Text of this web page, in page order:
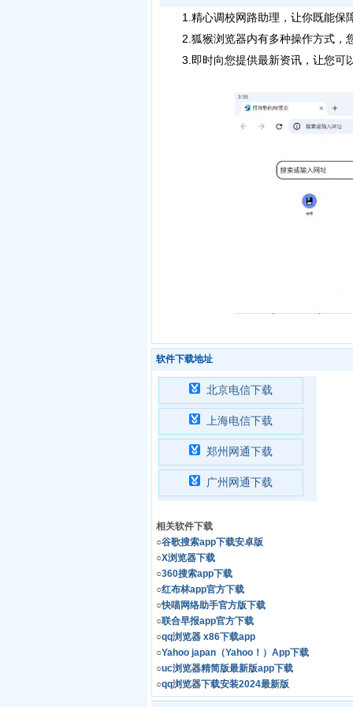
1.精心调校网路助理，让你既能保
2.狐猴浏览器内有多种操作方式，
3.即时向您提供最新资讯，让您可以
软件下载地址
北京电信下载
上海电信下载
郑州网通下载
广州网通下载
相关软件下载
○谷歌搜索app下载安卓版
○X浏览器下载
○360搜索app下载
○红布林app官方下载
○快喵网络助手官方版下载
○联合早报app官方下载
○qq浏览器 x86下载app
○Yahoo japan（Yahoo！）App下载
○uc浏览器精简版最新版app下载
○qq浏览器下载安装2024最新版